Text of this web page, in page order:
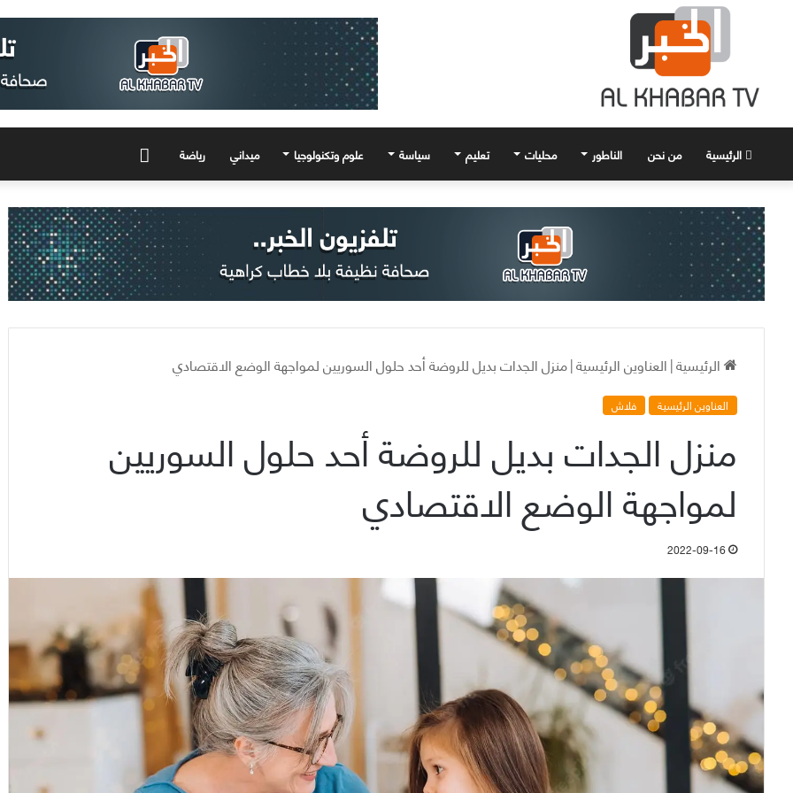
الرئيسية من نحن الناطور محليات تعليم سياسة علوم وتكنولوجيا ميداني رياضة
الرئيسية|العناوين الرئيسية|منزل الجدات بديل للروضة أحد حلول السوريين لمواجهة الوضع الاقتصادي
العناوين الرئيسية فلاش
منزل الجدات بديل للروضة أحد حلول السوريين
لمواجهة الوضع الاقتصادي
2022-09-16